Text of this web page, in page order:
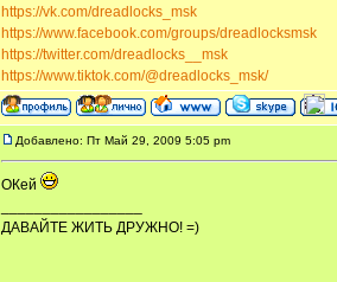
https://vk.com/dreadlocks_msk
https://www.facebook.com/groups/dreadlocksmsk
https://twitter.com/dreadlocks__msk
https://www.tiktok.com/@dreadlocks_msk/
Добавлено: Пт Май 29, 2009 5:05 pm
ОКей
ДАВАЙТЕ ЖИТЬ ДРУЖНО! =)